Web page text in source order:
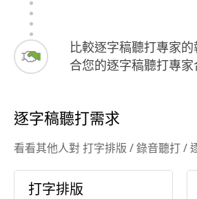
比較逐字稿聽打專家
合您的逐字稿聽打專家
逐字稿聽打需求
看看其他人對 打字排版 / 錄音聽打 /
打字排版